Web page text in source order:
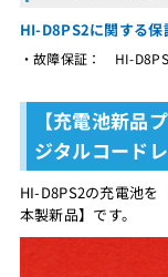
HI-D8PS2に関する保
・故障保証： HI-
【充電池新品
ジタルコード
HI-D8PS2の充電池を
本製新品】です。